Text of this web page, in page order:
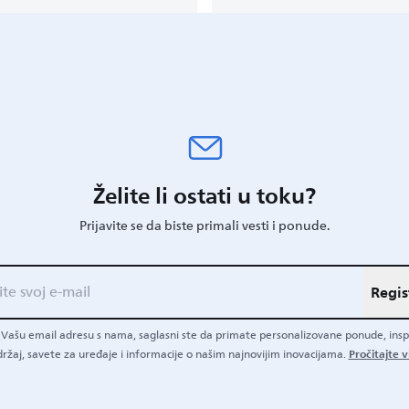
Želite li ostati u toku?
Prijavite se da biste primali vesti i ponude.
email adresu s nama, saglasni ste da primate personalizovane ponude,
savete za uređaje i informacije o našim najnovijim inovacijama.Pročitajte